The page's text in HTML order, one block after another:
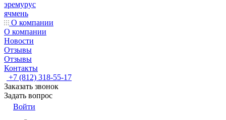
эремурус
ячмень
О компании
О компании
Новости
Отзывы
Отзывы
Контакты
+7 (812) 318-55-17
Заказать звонок
Задать вопрос
Войти